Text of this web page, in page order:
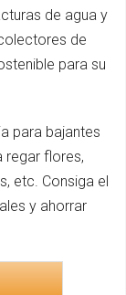
de agua y
de
para su
para bajantes
regar flores,
etc. Consiga el
y ahorrar